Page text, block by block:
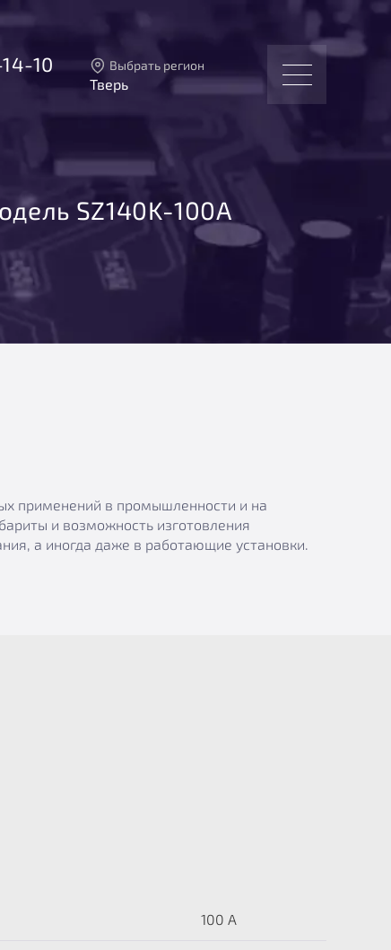
10 Выбрать регион
Тверь
Екатеринбург
SZ140K-100А
применений в промышленности и на
и возможность изготовления
а иногда даже в работающие установки.
100 A